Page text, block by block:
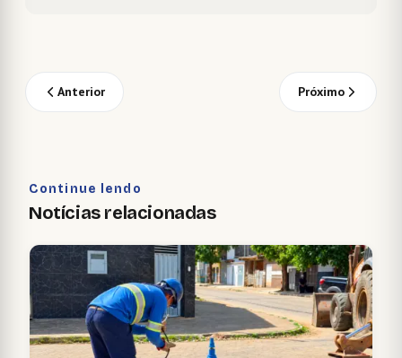
Anterior Próximo
Continue lendo
Notícias relacionadas